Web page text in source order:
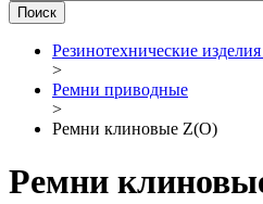
Резинотехнические
>
Ремни приводные
>
Ремни клиновые Z(О)
Ремни